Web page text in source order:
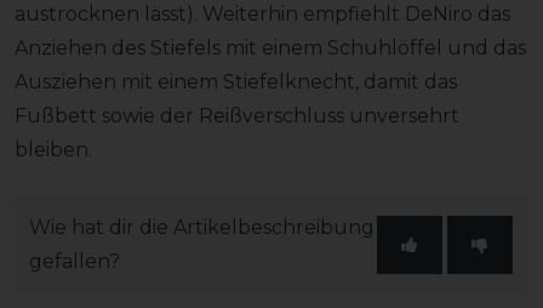
austrocknen lässt). Weiterhin empfiehlt DeNiro das
Anziehen des Stiefels mit einem Schuhlöffel und das
Ausziehen mit einem Stiefelknecht, damit das
Fußbett sowie der Reißverschluss unversehrt
bleiben.
Wie hat dir die Artikelbeschreibung
gefallen?